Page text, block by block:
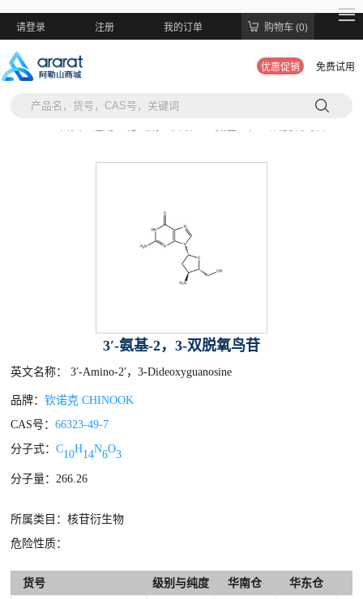
请登录 注册 我的订单 购物车 (0)
优惠促销 免费试用
3′-氨基-2，3-双脱氧鸟苷
英文名称： 3′-Amino-2′，3-Dideoxyguanosine
品牌：钦诺克 CHINOOK
CAS号：66323-49-7
分子式：C10H14N6O3
分子量：266.26
所属类目：核苷衍生物
危险性质：
货号 级别与纯度 华南仓 华东仓